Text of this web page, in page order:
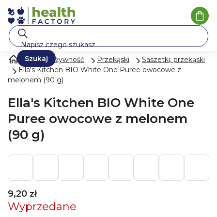
Przejść
do
treści
Szukaj
Mleko i żywność Przekąski
Saszetki, przekąski
Ella's Kitchen BIO White One Puree owocowe z
melonem (90 g)
Ella's Kitchen BIO White One
Puree owocowe z melonem
(90 g)
9,20 zł
Wyprzedane